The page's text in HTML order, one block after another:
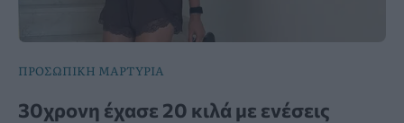
ΠΡΟΣΩΠΙΚΗ ΜΑΡΤΥΡΙΑ
30χρονη έχασε 20 κιλά με ενέσεις